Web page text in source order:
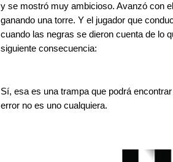
y se mostró muy ambicioso. Avanzó con
ganando una torre. Y el jugador que
cuando las negras se dieron cuenta de lo
siguiente consecuencia:
Sí, esa es una trampa que podrá
error no es uno cualquiera.